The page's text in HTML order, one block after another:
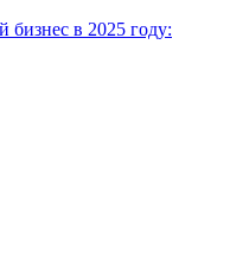
бизнес в 2025 году: